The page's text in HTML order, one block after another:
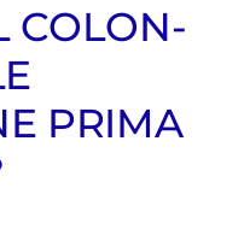
COLON-
PRIMA